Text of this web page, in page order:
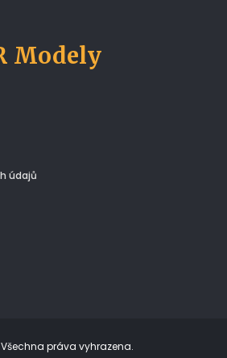
Modely
údajů
práva vyhrazena.